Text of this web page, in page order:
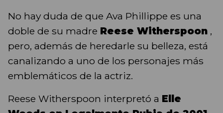
No hay duda de que Ava Phillippe es una
doble de su madre Reese Witherspoon ,
pero, además de heredarle su belleza, está
canalizando a uno de los personajes más
emblemáticos de la actriz.
Reese Witherspoon interpretó a Elle